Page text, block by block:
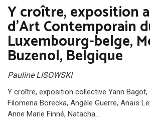
Y croître, exposition
d’Art Contemporain
Luxembourg-belge,
Buzenol, Belgique
Pauline LISOWSKI
Y croître, exposition collective Yann Bagot,
Filomena Borecka, Angèle Guerre, Anaïs
Anne Marie Finné, Natacha…